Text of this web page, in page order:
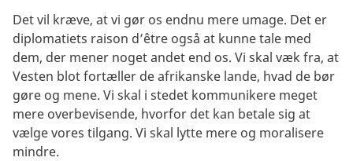
Det vil kræve, at vi gør os endnu mere umage. Det er
diplomatiets raison d’être også at kunne tale med
dem, der mener noget andet end os. Vi skal væk fra, at
Vesten blot fortæller de afrikanske lande, hvad de bør
gøre og mene. Vi skal i stedet kommunikere meget
mere overbevisende, hvorfor det kan betale sig at
vælge vores tilgang. Vi skal lytte mere og moralisere
mindre.